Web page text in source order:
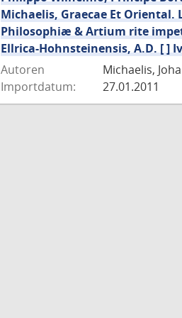
Michaelis, Graecae Et
Philosophiæ & Artium rite
Ellrica-Hohnsteinensis, A.D. [ ]
Autoren
Michaelis,
Importdatum:
27.01.2011